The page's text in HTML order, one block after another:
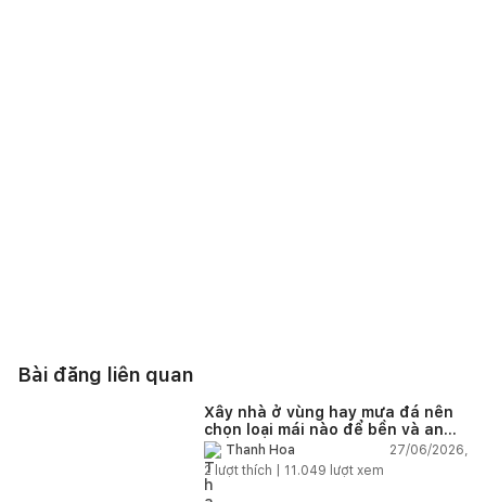
Bài đăng liên quan
Xây nhà ở vùng hay mưa đá nên
chọn loại mái nào để bền và an
toàn?Thanh Hoa
27/06/2026,
2 lượt thích | 11.049 lượt xem